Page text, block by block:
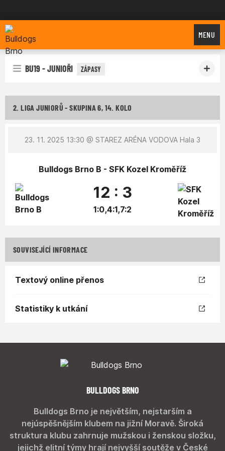
Bulldogs Brno
MENU
BU19 - JUNIOŘI ZÁPASY
2. LIGA JUNIORŮ - SKUPINA 6, 14. KOLO
23. 11. 2025 13:30 @ STAREZ ARÉNA VODOVA Hala 3
Bulldogs Brno B - SFK Kozel Kroměříž
12 : 3
1:0,4:1,7:2
SOUVISEJÍCÍ INFORMACE
Textový online přenos
Statistiky k utkání
BULLDOGS BRNO
Bulldogs Brno je největším, nejstarším a
nejúspěšnějším klubem na jižní Moravě. Široká
struktura klubu zahrnuje mužskou i ženskou složku,
jejichž elitní týmy hrají nejvyšší soutěže v České